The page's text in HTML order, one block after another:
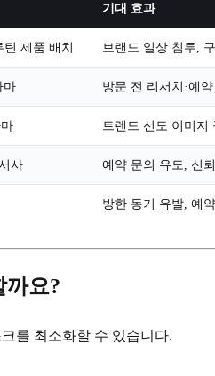
기대 효과
틴 제품 배치 브랜드 일상 침투,
마 방문 전 리서치·예
트렌드 선도 이미지
사 예약 문의 유도, 신
방한 동기 유발, 예
까요?
를 최소화할 수 있습니다.